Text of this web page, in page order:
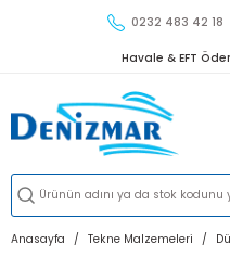
0232 483 42 18
Havale & EFT
Anasayfa Tekne Malzemeleri